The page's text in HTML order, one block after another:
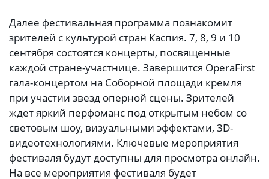
Далее фестивальная программа познакомит
зрителей с культурой стран Каспия. 7, 8, 9 и 10
сентября состоятся концерты, посвященные
каждой стране-участнице. Завершится OperaFirst
гала-концертом на Соборной площади кремля
при участии звезд оперной сцены. Зрителей
ждет яркий перфоманс под открытым небом со
световым шоу, визуальными эффектами, 3D-
видеотехнологиями. Ключевые мероприятия
фестиваля будут доступны для просмотра онлайн.
На все мероприятия фестиваля будет